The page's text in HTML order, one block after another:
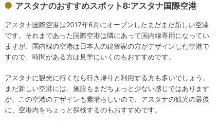
アスタナのおすすめスポット8:アスタナ国際空港
アスタナ国際空港は2017年6月にオープンしたまだまだ新しい空港
です。それまであった国際空港は隣にあって国内線専用になってい
ますが、国内線の空港は日本人の建築家の方がデザインした空港で
すので、時間がある方は見学にいくのもおすすめです。
アスタナに観光に行くなら行き帰りと利用する方も多いでしょう。
まだ新しい空港には、施設もまだちょっと少ない感じではあります
が、この空港のデザインも素晴らしいので、アスタナの観光の最後
に、空港内をちょっと探検するのもおすすめです。